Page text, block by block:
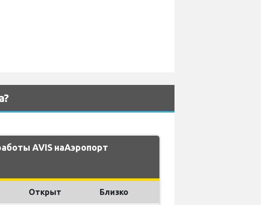
AVIS наАэропорт
Открыт Близко